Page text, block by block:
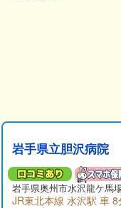
岩手県立胆沢病院
岩手県奥州市水沢龍ケ馬
JR東北本線 水沢駅 車 8